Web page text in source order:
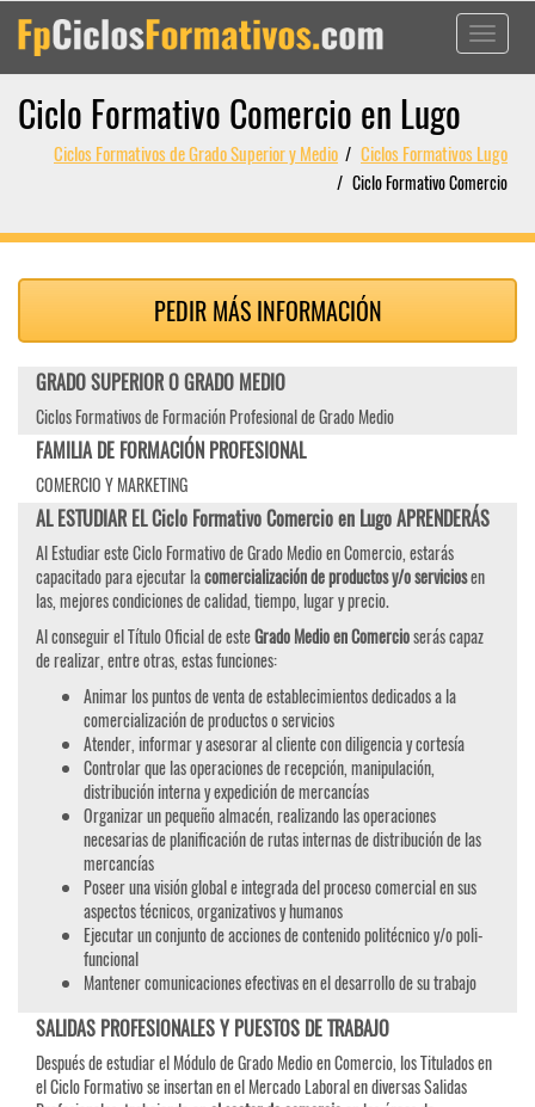
Toggle
Ciclo Formativo Comercio en Lugo
Ciclos Formativos de Grado Superior y Medio Ciclos Formativos Lugo
Ciclo Formativo Comercio
PEDIR MÁS INFORMACIÓN
GRADO SUPERIOR O GRADO MEDIO
Ciclos Formativos de Formación Profesional de Grado Medio
FAMILIA DE FORMACIÓN PROFESIONAL
COMERCIO Y MARKETING
AL ESTUDIAR EL Ciclo Formativo Comercio en Lugo APRENDERÁS
Al Estudiar este Ciclo Formativo de Grado Medio en Comercio, estarás
capacitado para ejecutar lacomercialización de productos y/o serviciosen
las, mejores condiciones de calidad, tiempo, lugar y precio.
Al conseguir el Título Oficial de esteGrado Medio en Comercioserás capaz
de realizar, entre otras, estas funciones:
Animar los puntos de venta de establecimientos dedicados a la
comercialización de productos o servicios
Atender, informar y asesorar al cliente con diligencia y cortesía
Controlar que las operaciones de recepción, manipulación,
distribución interna y expedición de mercancías
Organizar un pequeño almacén, realizando las operaciones
necesarias de planificación de rutas internas de distribución de las
mercancías
Poseer una visión global e integrada del proceso comercial en sus
aspectos técnicos, organizativos y humanos
Ejecutar un conjunto de acciones de contenido politécnico y/o poli-
funcional
Mantener comunicaciones efectivas en el desarrollo de su trabajo
SALIDAS PROFESIONALES Y PUESTOS DE TRABAJO
Después de estudiar el Módulo de Grado Medio en Comercio, los Titulados en
el Ciclo Formativo se insertan en el Mercado Laboral en diversas Salidas